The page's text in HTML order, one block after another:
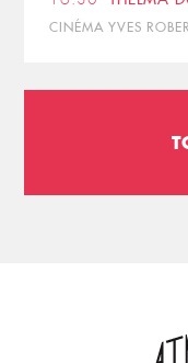
CINÉMA YVES